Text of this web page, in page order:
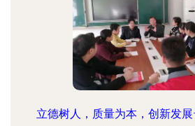
立德树人，质量为本，创新发